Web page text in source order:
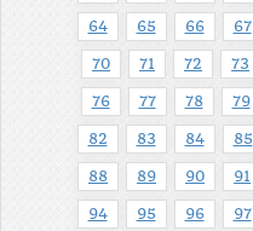
64 65 66 67
70 71 72 73
76 77 78 79
82 83 84 85
88 89 90 91
94 95 96 97